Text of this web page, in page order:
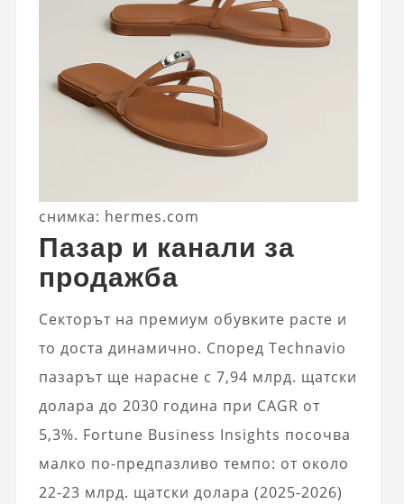
снимка: hermes.com
Пазар и канали за
продажба
Секторът на премиум обувките расте и
то доста динамично. Според Technavio
пазарът ще нарасне с 7,94 млрд. щатски
долара до 2030 година при CAGR от
5,3%. Fortune Business Insights посочва
малко по-предпазливо темпо: от около
22-23 млрд. щатски долара (2025-2026)